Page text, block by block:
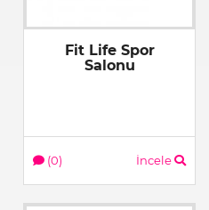
Fit Life Spor
Salonu
(0) İncele